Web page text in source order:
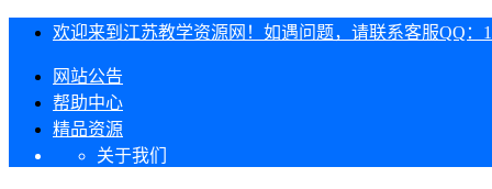
欢迎来到江苏教学资源网！如遇问题，请联系客服QQ：
网站公告
帮助中心
精品资源
关于我们